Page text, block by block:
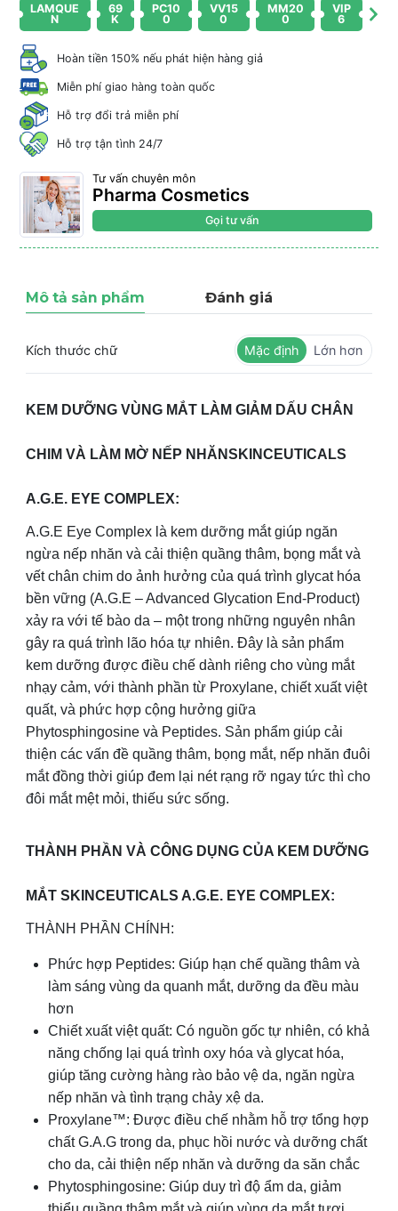
LAMQUE
N
69
K
PC10
0
VV15
0
MM20
0
VIP
6
Hoàn tiền 150% nếu phát hiện hàng giả
Miễn phí giao hàng toàn quốc
Hỗ trợ đổi trả miễn phí
Hỗ trợ tận tình 24/7
Tư vấn chuyên môn
Pharma Cosmetics
Gọi tư vấn
Mô tả sản phẩm Đánh giá
Kích thước chữ Mặc định Lớn hơn
KEM DƯỠNG VÙNG MẮT LÀM GIẢM DẤU CHÂN
CHIM VÀ LÀM MỜ NẾP NHĂNSKINCEUTICALS
A.G.E. EYE COMPLEX:
A.G.E Eye Complex là kem dưỡng mắt giúp ngăn
ngừa nếp nhăn và cải thiện quầng thâm, bọng mắt và
vết chân chim do ảnh hưởng của quá trình glycat hóa
bền vững (A.G.E – Advanced Glycation End-Product)
xảy ra với tế bào da – một trong những nguyên nhân
gây ra quá trình lão hóa tự nhiên. Đây là sản phẩm
kem dưỡng được điều chế dành riêng cho vùng mắt
nhạy cảm, với thành phần từ Proxylane, chiết xuất việt
quất, và phức hợp cộng hưởng giữa
Phytosphingosine và Peptides. Sản phẩm giúp cải
thiện các vấn đề quầng thâm, bọng mắt, nếp nhăn đuôi
mắt đồng thời giúp đem lại nét rạng rỡ ngay tức thì cho
đôi mắt mệt mỏi, thiếu sức sống.
THÀNH PHẦN VÀ CÔNG DỤNG CỦA KEM DƯỠNG
MẮT SKINCEUTICALS A.G.E. EYE COMPLEX:
THÀNH PHẦN CHÍNH:
Phức hợp Peptides: Giúp hạn chế quầng thâm và
làm sáng vùng da quanh mắt, dưỡng da đều màu
hơn
Chiết xuất việt quất: Có nguồn gốc tự nhiên, có khả
năng chống lại quá trình oxy hóa và glycat hóa,
giúp tăng cường hàng rào bảo vệ da, ngăn ngừa
nếp nhăn và tình trạng chảy xệ da.
Proxylane™: Được điều chế nhằm hỗ trợ tổng hợp
chất G.A.G trong da, phục hồi nước và dưỡng chất
cho da, cải thiện nếp nhăn và dưỡng da săn chắc
Phytosphingosine: Giúp duy trì độ ẩm da, giảm